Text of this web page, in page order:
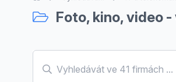
Foto, kino, video